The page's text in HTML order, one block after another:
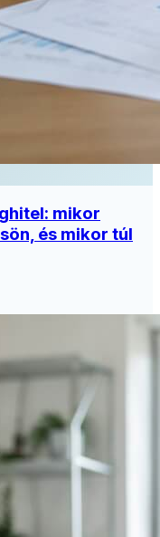
mikor
és mikor túl